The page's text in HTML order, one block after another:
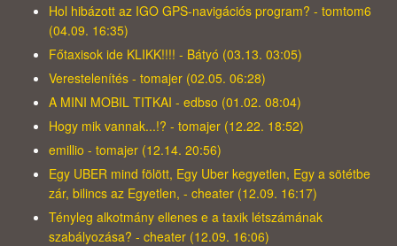
Hol hibázott az IGO GPS-navigációs program? - tomtom6
(04.09. 16:35)
Főtaxisok ide KLIKK!!!! - Bátyó (03.13. 03:05)
Verestelenítés - tomajer (02.05. 06:28)
A MINI MOBIL TITKAI - edbso (01.02. 08:04)
Hogy mik vannak...!? - tomajer (12.22. 18:52)
emillio - tomajer (12.14. 20:56)
Egy UBER mind fölött, Egy Uber kegyetlen, Egy a sötétbe
zár, bilincs az Egyetlen, - cheater (12.09. 16:17)
Tényleg alkotmány ellenes e a taxik létszámának
szabályozása? - cheater (12.09. 16:06)